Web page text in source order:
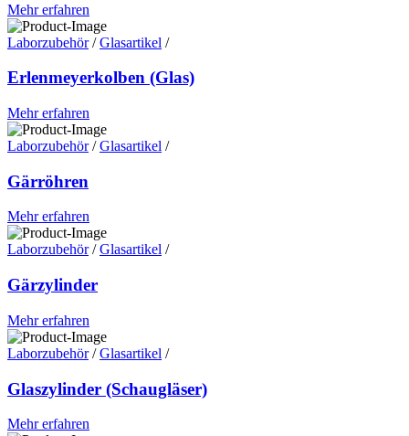
Mehr erfahren
Laborzubehör/Glasartikel /
Erlenmeyerkolben (Glas)
Mehr erfahren
Laborzubehör/Glasartikel /
Gärröhren
Mehr erfahren
Laborzubehör/Glasartikel /
Gärzylinder
Mehr erfahren
Laborzubehör/Glasartikel /
Glaszylinder (Schaugläser)
Mehr erfahren